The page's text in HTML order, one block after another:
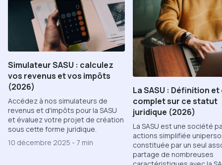
Simulateur SASU : calculez
vos revenus et vos impôts
(2026)
Accédez à nos simulateurs de
revenus et d'impôts pour la SASU
et évaluez votre projet de création
sous cette forme juridique.
10 décembre 2025 - 7 min
La SASU : Définition
complet sur ce statut
juridique (2026)
La SASU est une société
actions simplifiée
constituée par un seul
partage de nombreuses